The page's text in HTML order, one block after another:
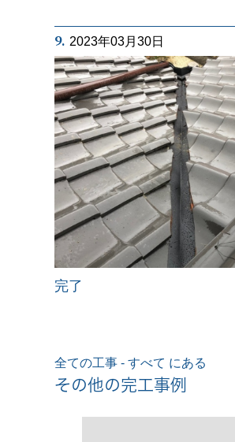
9. 2023年03月30日
完了
全ての工事 - すべて にある
その他の完工事例